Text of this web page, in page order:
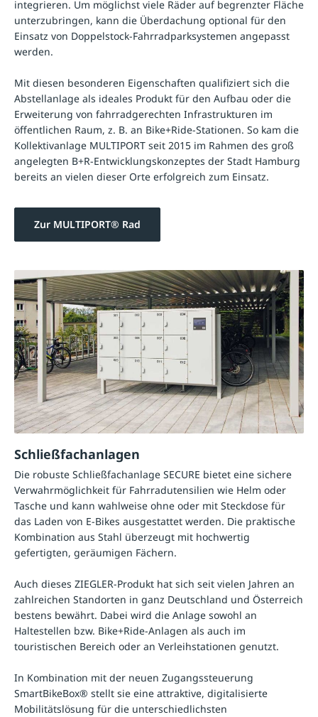
integrieren. Um möglichst viele Räder auf begrenzter Fläche
unterzubringen, kann die Überdachung optional für den
Einsatz von Doppelstock-Fahrradparksystemen angepasst
werden.
Mit diesen besonderen Eigenschaften qualifiziert sich die
Abstellanlage als ideales Produkt für den Aufbau oder die
Erweiterung von fahrradgerechten Infrastrukturen im
öffentlichen Raum, z. B. an Bike+Ride-Stationen. So kam die
Kollektivanlage MULTIPORT seit 2015 im Rahmen des groß
angelegten B+R-Entwicklungskonzeptes der Stadt Hamburg
bereits an vielen dieser Orte erfolgreich zum Einsatz.
Zur MULTIPORT® Rad
Schließfachanlagen
Die robuste Schließfachanlage SECURE bietet eine sichere
Verwahrmöglichkeit für Fahrradutensilien wie Helm oder
Tasche und kann wahlweise ohne oder mit Steckdose für
das Laden von E-Bikes ausgestattet werden. Die praktische
Kombination aus Stahl überzeugt mit hochwertig
gefertigten, geräumigen Fächern.
Auch dieses ZIEGLER-Produkt hat sich seit vielen Jahren an
zahlreichen Standorten in ganz Deutschland und Österreich
bestens bewährt. Dabei wird die Anlage sowohl an
Haltestellen bzw. Bike+Ride-Anlagen als auch im
touristischen Bereich oder an Verleihstationen genutzt.
In Kombination mit der neuen Zugangssteuerung
SmartBikeBox® stellt sie eine attraktive, digitalisierte
Mobilitätslösung für die unterschiedlichsten